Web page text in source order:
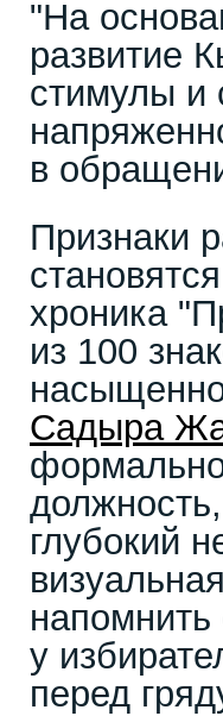
"На
развитие
стимулы и
в
Признаки
хроника
из 100
Садыра
глубокий
у
перед